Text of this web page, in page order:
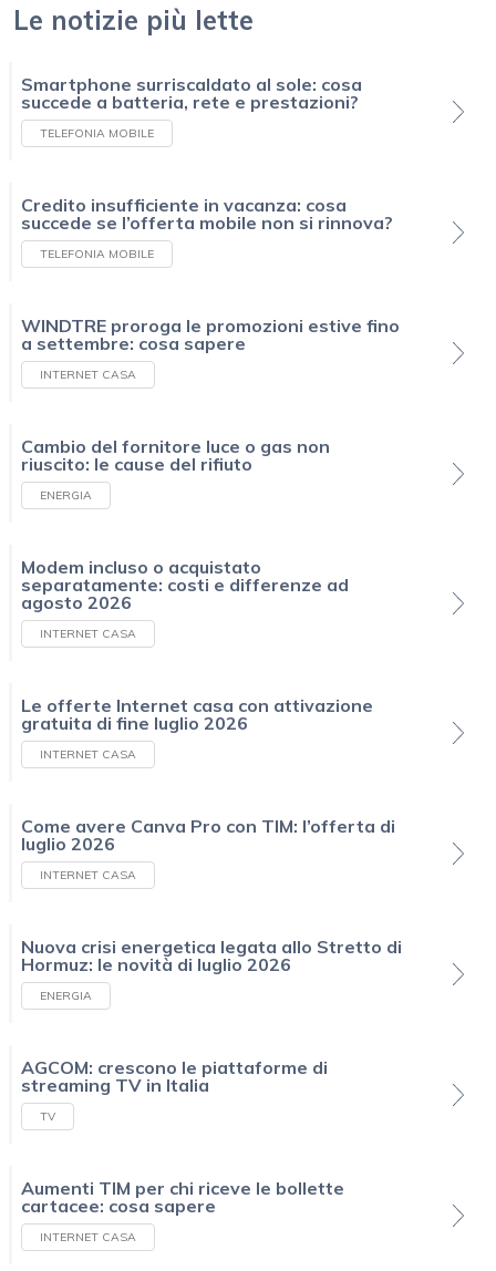
Le notizie più lette
Smartphone surriscaldato al sole: cosa
succede a batteria, rete e prestazioni?
TELEFONIA MOBILE
Credito insufficiente in vacanza: cosa
succede se l’offerta mobile non si rinnova?
TELEFONIA MOBILE
WINDTRE proroga le promozioni estive fino
a settembre: cosa sapere
INTERNET CASA
Cambio del fornitore luce o gas non
riuscito: le cause del rifiuto
ENERGIA
Modem incluso o acquistato
separatamente: costi e differenze ad
agosto 2026
INTERNET CASA
Le offerte Internet casa con attivazione
gratuita di fine luglio 2026
INTERNET CASA
Come avere Canva Pro con TIM: l’offerta di
luglio 2026
INTERNET CASA
Nuova crisi energetica legata allo Stretto di
Hormuz: le novità di luglio 2026
ENERGIA
AGCOM: crescono le piattaforme di
streaming TV in Italia
TV
Aumenti TIM per chi riceve le bollette
cartacee: cosa sapere
INTERNET CASA